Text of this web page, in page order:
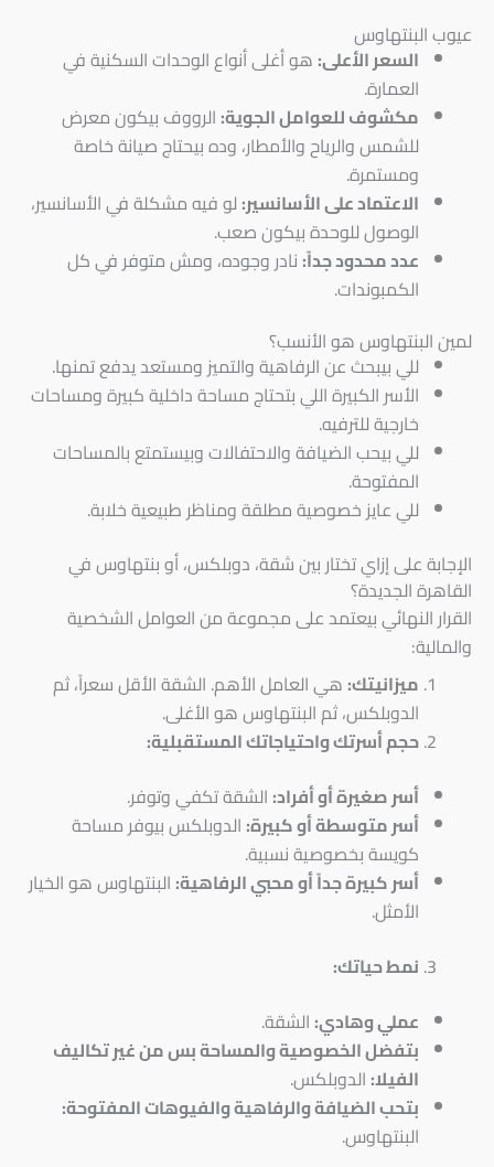
عيوب البنتهاوس
السعر الأعلى: هو أغلى أنواع الوحدات السكنية في
العمارة.
مكشوف للعوامل الجوية: الرووف بيكون معرض
للشمس والرياح والأمطار، وده بيحتاج صيانة خاصة
ومستمرة.
الاعتماد على الأسانسير: لو فيه مشكلة في الأسانسير،
الوصول للوحدة بيكون صعب.
عدد محدود جداً: نادر وجوده، ومش متوفر في كل
الكمبوندات.
لمين البنتهاوس هو الأنسب؟
للي بيبحث عن الرفاهية والتميز ومستعد يدفع تمنها.
الأسر الكبيرة اللي بتحتاج مساحة داخلية كبيرة ومساحات
خارجية للترفيه.
للي بيحب الضيافة والاحتفالات وبيستمتع بالمساحات
المفتوحة.
للي عايز خصوصية مطلقة ومناظر طبيعية خلابة.
الإجابة على إزاي تختار بين شقة، دوبلكس، أو بنتهاوس في
القاهرة الجديدة؟
القرار النهائي بيعتمد على مجموعة من العوامل الشخصية
والمالية:
ميزانيتك: هي العامل الأهم. الشقة الأقل سعراً، ثم
الدوبلكس، ثم البنتهاوس هو الأغلى.
حجم أسرتك واحتياجاتك المستقبلية:
أسر صغيرة أو أفراد: الشقة تكفي وتوفر.
أسر متوسطة أو كبيرة: الدوبلكس بيوفر مساحة
كويسة بخصوصية نسبية.
أسر كبيرة جداً أو محبي الرفاهية: البنتهاوس هو الخيار
الأمثل.
نمط حياتك:
عملي وهادي: الشقة.
بتفضل الخصوصية والمساحة بس من غير تكاليف
الفيلا: الدوبلكس.
بتحب الضيافة والرفاهية والفيوهات المفتوحة:
البنتهاوس.